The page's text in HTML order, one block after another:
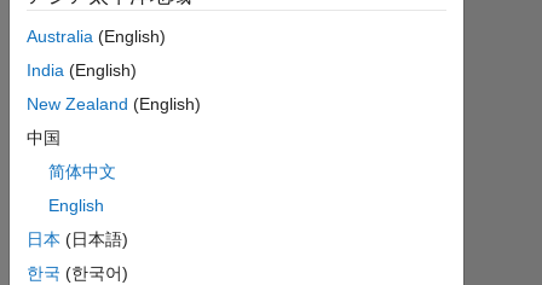
Australia (English)
India (English)
New Zealand (English)
中国
简体中文
English
日本 (日本語)
한국 (한국어)